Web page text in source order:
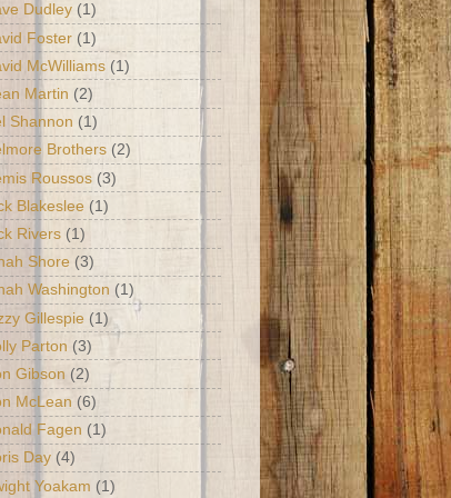
Dudley (1)
Foster (1)
McWilliams (1)
Martin (2)
Shannon (1)
Brothers (2)
Roussos (3)
Blakeslee (1)
Rivers (1)
Shore (3)
Washington (1)
Gillespie (1)
Parton (3)
Gibson (2)
McLean (6)
Fagen (1)
Day (4)
Yoakam (1)